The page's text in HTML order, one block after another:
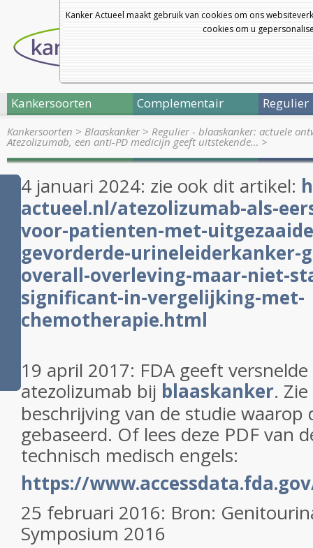
Kanker Actueel maakt gebruik van cookies om ons
cookies om u
Kankersoorten Complementair Regulier
Kankersoorten > Blaaskanker> Regulier - blaaskanker: actuele
Atezolizumab, een anti-PD medicijn geeft uitstekende… >
4 januari 2024: zie ook dit artikel:
actueel.nl/atezolizumab-als-
voor-patienten-met-
gevorderde-urineleiderkanker-
overall-overleving-maar-niet-
significant-in-vergelijking-met-
chemotherapie.html
19 april 2017: FDA geeft
atezolizumab bij blaaskanker.
beschrijving van de studie waarop
gebaseerd. Of lees deze PDF van
technisch medisch engels:
https://
25 februari 2016: Bron:
Symposium 2016